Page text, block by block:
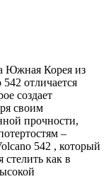
Южная Корея из
отличается
создает
своим
прочности,
–
542 , который
как в